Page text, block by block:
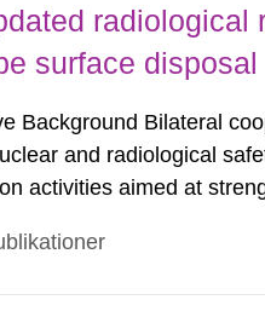
radiological
surface
Background Bilateral
and radiological
activities aimed at
as infrastructure